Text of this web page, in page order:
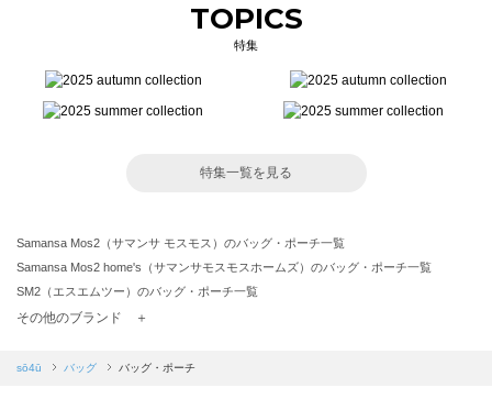
TOPICS
特集
特集一覧を見る
Samansa Mos2（サマンサ モスモス）のバッグ・ポーチ一覧
Samansa Mos2 home's（サマンサモスモスホームズ）のバッグ・ポーチ一覧
SM2（エスエムツー）のバッグ・ポーチ一覧
Samansa Mos2 blue（サマンサモスモス ブルー）のバッグ・ポーチ一覧
その他のブランド ＋
sō4ū バッグ バッグ・ポーチ